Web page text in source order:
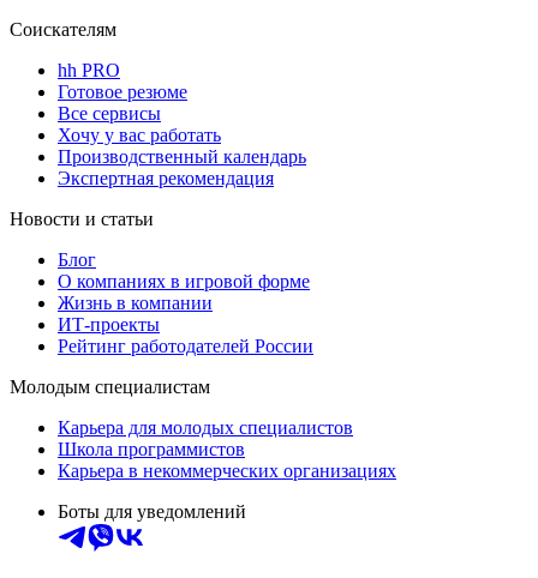
Соискателям
hh PRO
Готовое резюме
Все сервисы
Хочу у вас работать
Производственный календарь
Экспертная рекомендация
Новости и статьи
Блог
О компаниях в игровой форме
Жизнь в компании
ИТ-проекты
Рейтинг работодателей России
Молодым специалистам
Карьера для молодых специалистов
Школа программистов
Карьера в некоммерческих организациях
Боты для уведомлений